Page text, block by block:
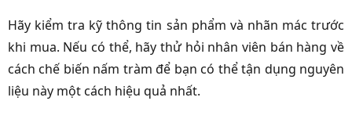
Hãy kiểm tra kỹ thông tin sản phẩm và nhãn mác trước
khi mua. Nếu có thể, hãy thử hỏi nhân viên bán hàng về
cách chế biến nấm tràm để bạn có thể tận dụng nguyên
liệu này một cách hiệu quả nhất.